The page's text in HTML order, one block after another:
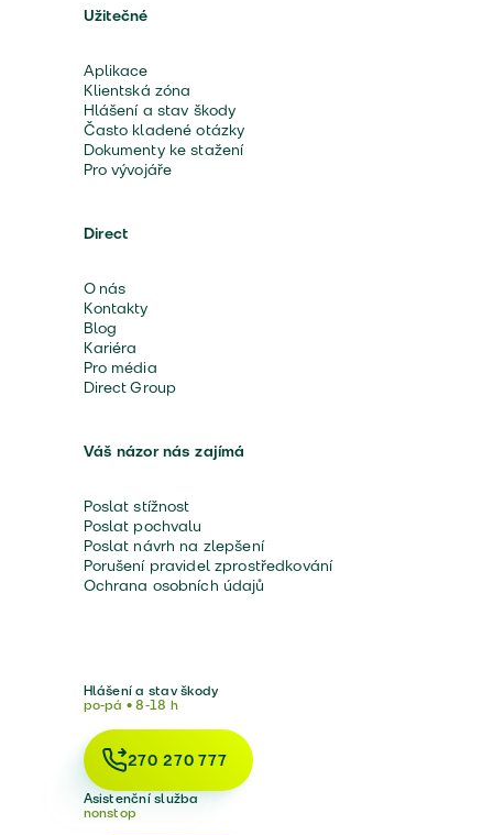
Užitečné
Aplikace
Klientská zóna
Hlášení a stav škody
Často kladené otázky
Dokumenty ke stažení
Pro vývojáře
Direct
O nás
Kontakty
Blog
Kariéra
Pro média
Direct Group
Váš názor nás zajímá
Poslat stížnost
Poslat pochvalu
Poslat návrh na zlepšení
Porušení pravidel zprostředkování
Ochrana osobních údajů
Hlášení a stav škody
po-pá • 8-18 h
270 270 777
Asistenční služba
nonstop